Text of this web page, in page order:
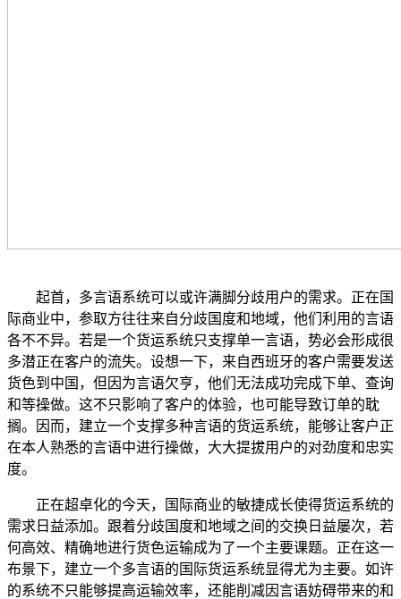
起首，多言语系统可以或许满脚分歧用户的需求。正在国
际商业中，参取方往往来自分歧国度和地域，他们利用的言语
各不不异。若是一个货运系统只支撑单一言语，势必会形成很
多潜正在客户的流失。设想一下，来自西班牙的客户需要发送
货色到中国，但因为言语欠亨，他们无法成功完成下单、查询
和等操做。这不只影响了客户的体验，也可能导致订单的耽
搁。因而，建立一个支撑多种言语的货运系统，能够让客户正
在本人熟悉的言语中进行操做，大大提拔用户的对劲度和忠实
度。
正在超卓化的今天，国际商业的敏捷成长使得货运系统的
需求日益添加。跟着分歧国度和地域之间的交换日益屡次，若
何高效、精确地进行货色运输成为了一个主要课题。正在这一
布景下，建立一个多言语的国际货运系统显得尤为主要。如许
的系统不只能够提高运输效率，还能削减因言语妨碍带来的和